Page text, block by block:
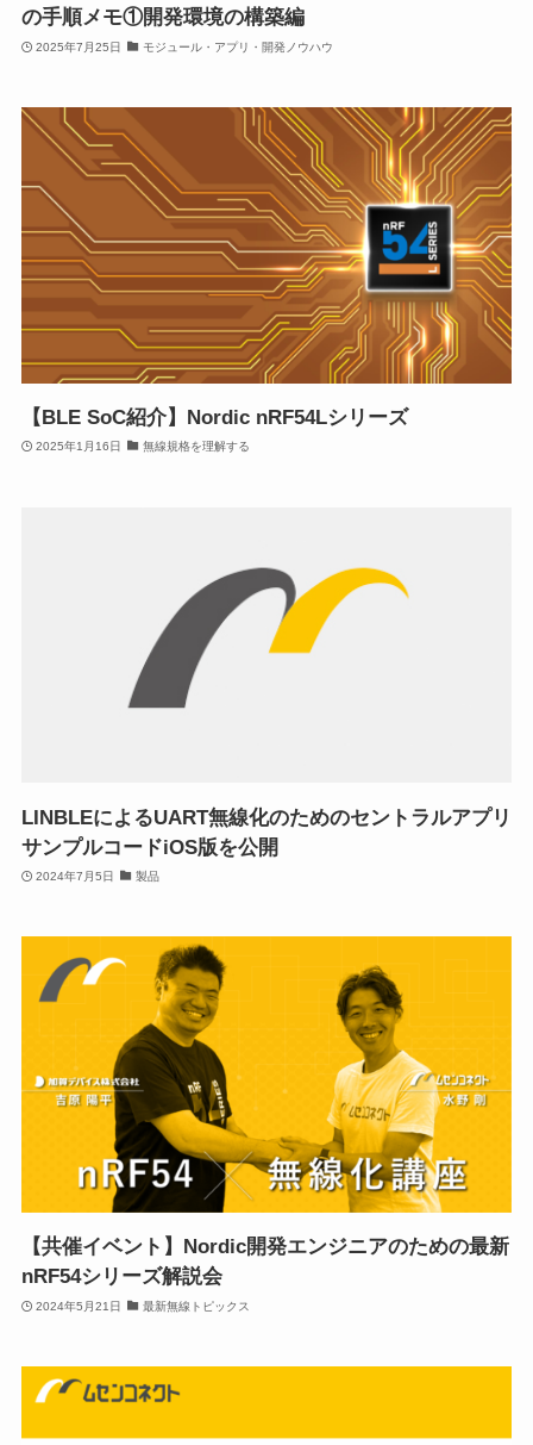
の手順メモ①開発環境の構築編
2025年7月25日 モジュール・アプリ・開発ノウハウ
【BLE SoC紹介】Nordic nRF54Lシリーズ
2025年1月16日 無線規格を理解する
LINBLEによるUART無線化のためのセントラルアプリ
サンプルコードiOS版を公開
2024年7月5日 製品
【共催イベント】Nordic開発エンジニアのための最新
nRF54シリーズ解説会
2024年5月21日 最新無線トピックス